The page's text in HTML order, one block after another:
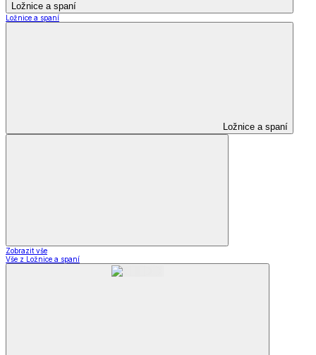
Ložnice a spaní
Ložnice a spaní
Ložnice a spaní
Zobrazit vše
Vše z Ložnice a spaní